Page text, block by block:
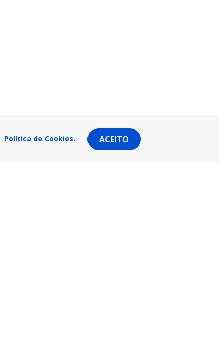
Política de Cookies. ACEITO